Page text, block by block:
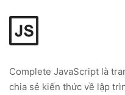
Complete JavaScript là
chia sẻ kiến thức về lập